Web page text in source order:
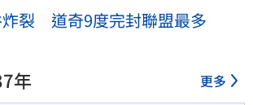
炸裂 道奇9度完封聯盟最多
年 更多